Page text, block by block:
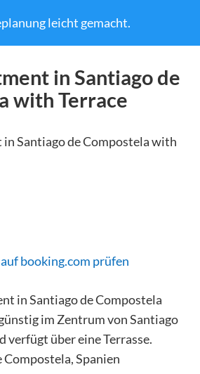
leicht gemacht.
in Santiago de
with Terrace
booking.com prüfen
in Santiago de Compostela
im Zentrum von Santiago
verfügt über eine Terrasse.
Compostela, Spanien